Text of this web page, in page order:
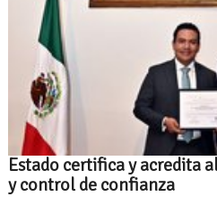
Estado certifica y acredita
y control de confianza